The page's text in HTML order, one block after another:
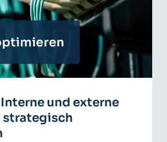
und externe
strategisch